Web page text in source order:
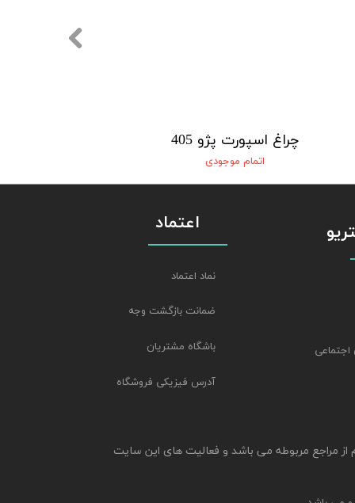
چراغ اسپورت پژو 405
اتمام موجودی
اعتماد
نماد اعتماد
ضمانت بازگشت وجه
باشگاه مشتریان
آدرس فیزیکی فروشگاه
از مراجع مربوطه می باشد و فعالیت های این سایت